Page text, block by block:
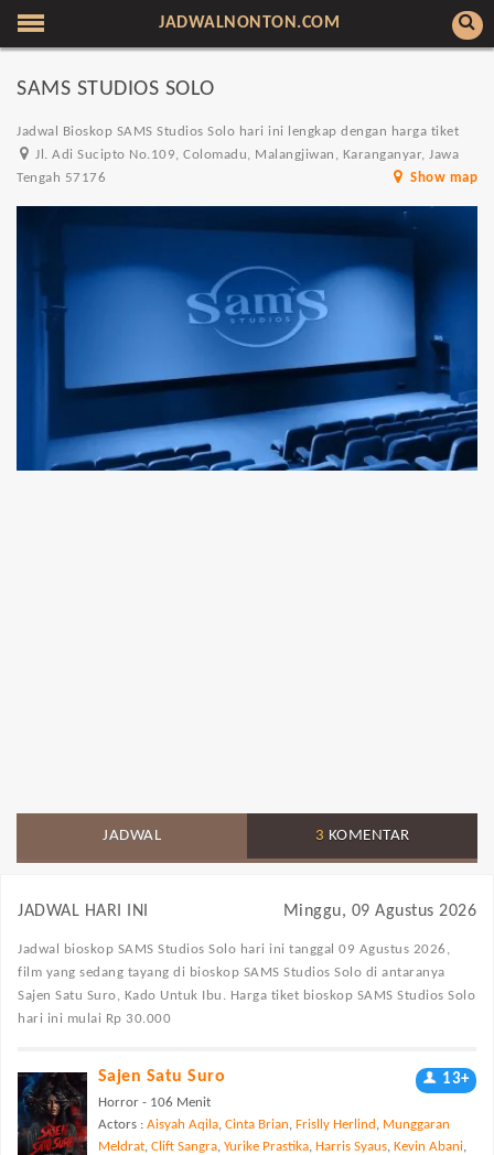
JADWALNONTON.COM
SAMS STUDIOS SOLO
Jadwal Bioskop SAMS Studios Solo hari ini lengkap dengan harga tiket
Jl. Adi Sucipto No.109, Colomadu, Malangjiwan, Karanganyar, Jawa
Tengah 57176
Show map
JADWAL 3 KOMENTAR
JADWAL HARI INI Minggu, 09 Agustus 2026
Jadwal bioskop SAMS Studios Solo hari ini tanggal 09 Agustus 2026,
film yang sedang tayang di bioskop SAMS Studios Solo di antaranya
Sajen Satu Suro, Kado Untuk Ibu. Harga tiket bioskop SAMS Studios Solo
hari ini mulai Rp 30.000
Sajen Satu Suro 13+
Horror - 106 Menit
Actors : Aisyah Aqila, Cinta Brian, Frislly Herlind , Munggaran
Meldrat, Clift Sangra, Yurike Prastika, Harris Syaus, Kevin Abani,